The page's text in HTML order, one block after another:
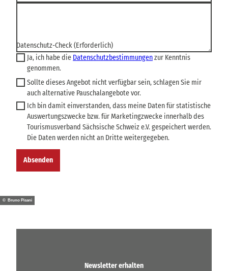
Datenschutz-Check(Erforderlich)
Ja, ich habe die Datenschutzbestimmungenzur Kenntnis
genommen.
Sollte dieses Angebot nicht verfügbar sein, schlagen Sie mir
auch alternative Pauschalangebote vor.
Ich bin damit einverstanden, dass meine Daten für statistische
Auswertungszwecke bzw. für Marketingzwecke innerhalb des
Tourismusverband Sächsische Schweiz e.V. gespeichert werden.
Die Daten werden nicht an Dritte weitergegeben.
Absenden
© Bruno Pisani
Newsletter erhalten